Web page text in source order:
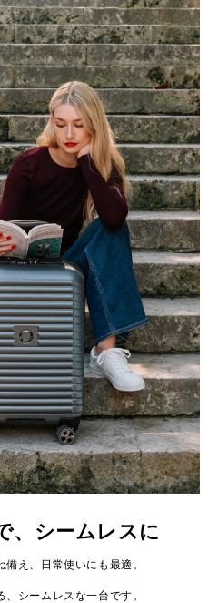
、シームレスに
え、日常使いにも最適。
シームレスな一台です。